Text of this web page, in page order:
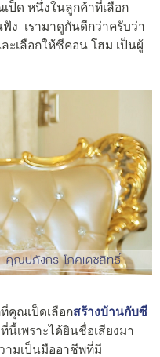
ป็ด หนึ่งในลูกค้าที่เลือก
ฟัง เรามาดูกันดีกว่าครับว่า
ะเลือกให้ซีคอน โฮม เป็นผู้
คุณเป็ดเลือกสร้างบ้านกับซี
นี้เพราะได้ยินชื่อเสียงมา
ามเป็นมืออาชีพที่มี